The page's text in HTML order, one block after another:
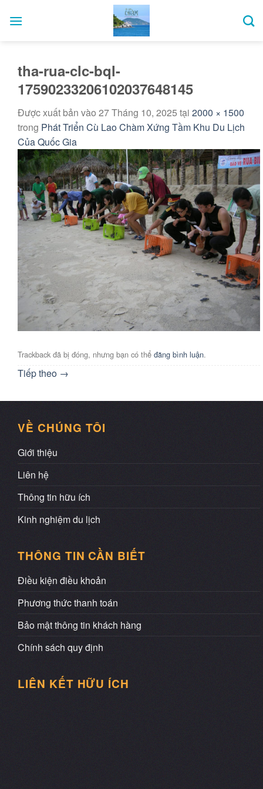
qua
tha-rua-clc-bql-
17590233206102037648145
Được xuất bản vào 27 Tháng 10, 2025 tại 2000 × 1500
trong Phát Triển Cù Lao Chàm Xứng Tầm Khu Du Lịch
Của Quốc Gia
Trackback đã bị đóng, nhưng bạn có thể đăng bình luận.
Tiếp theo →
VỀ CHÚNG TÔI
Giới thiệu
Liên hệ
Thông tin hữu ích
Kinh nghiệm du lịch
THÔNG TIN CẦN BIẾT
Điều kiện điều khoản
Phương thức thanh toán
Bảo mật thông tin khách hàng
Chính sách quy định
LIÊN KẾT HỮU ÍCH